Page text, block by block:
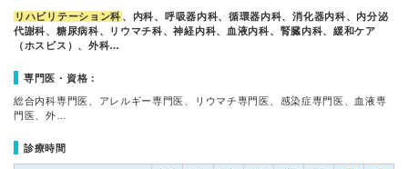
リハビリテーション科 、内科、呼吸器内科、循環器内科、消化器内科、内分泌
代謝科、糖尿病科、リウマチ科、神経内科、血液内科、腎臓内科、緩和ケア
（ホスピス）、外科…
専門医・資格：
総合内科専門医、アレルギー専門医、リウマチ専門医、感染症専門医、血液専
門医、外…
診療時間